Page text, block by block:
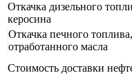
Откачка дизельного
керосина
Откачка печного топлива,
отработанного масла
Стоимость доставки